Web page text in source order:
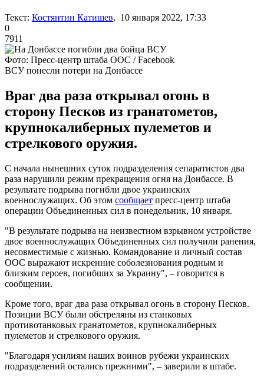
Текст: Костянтин Катишев, 10 января 2022, 17:33
0
7911
Фото: Пресс-центр штаба ООС / Facebook
ВСУ понесли потери на Донбассе
Враг два раза открывал огонь в
сторону Песков из гранатометов,
крупнокалиберных пулеметов и
стрелкового оружия.
С начала нынешних суток подразделения сепаратистов два
раза нарушили режим прекращения огня на Донбассе. В
результате подрыва погибли двое украинских
военнослужащих. Об этом сообщает пресс-центр штаба
операции Объединенных сил в понедельник, 10 января.
"В результате подрыва на неизвестном взрывном устройстве
двое военнослужащих Объединенных сил получили ранения,
несовместимые с жизнью. Командование и личный состав
ООС выражают искренние соболезнования родным и
близким героев, погибших за Украину", – говорится в
сообщении.
Кроме того, враг два раза открывал огонь в сторону Песков.
Позиции ВСУ были обстреляны из станковых
противотанковых гранатометов, крупнокалиберных
пулеметов и стрелкового оружия.
"Благодаря усилиям наших воинов рубежи украинских
подразделений остались прежними", – заверили в штабе.